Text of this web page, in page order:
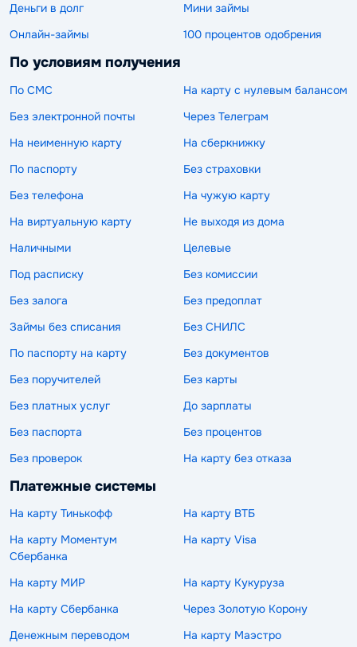
Деньги в долг
Мини займы
Онлайн-займы
100 процентов одобрения
По условиям получения
По СМС
На карту с нулевым балансом
Без электронной почты
Через Телеграм
На неименную карту
На сберкнижку
По паспорту
Без страховки
Без телефона
На чужую карту
На виртуальную карту
Не выходя из дома
Наличными
Целевые
Под расписку
Без комиссии
Без залога
Без предоплат
Займы без списания
Без СНИЛС
По паспорту на карту
Без документов
Без поручителей
Без карты
Без платных услуг
До зарплаты
Без паспорта
Без процентов
Без проверок
На карту без отказа
Платежные системы
На карту Тинькофф
На карту ВТБ
На карту Моментум
Сбербанка
На карту Visa
На карту МИР
На карту Кукуруза
На карту Сбербанка
Через Золотую Корону
Денежным переводом
На карту Маэстро